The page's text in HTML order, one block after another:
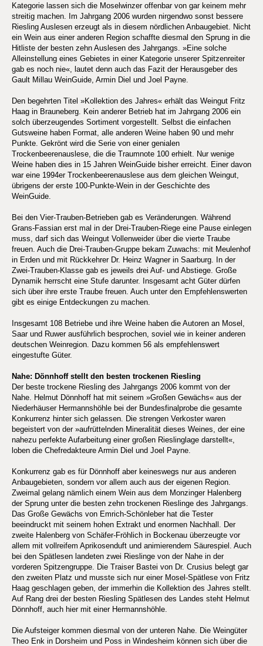
Kategorie lassen sich die Moselwinzer offenbar von gar keinem mehr
streitig machen. Im Jahrgang 2006 wurden nirgendwo sonst bessere
Riesling Auslesen erzeugt als in diesem nördlichen Anbaugebiet. Nicht
ein Wein aus einer anderen Region schaffte diesmal den Sprung in die
Hitliste der besten zehn Auslesen des Jahrgangs. »Eine solche
Alleinstellung eines Gebietes in einer Kategorie unserer Spitzenreiter
gab es noch nie«, lautet denn auch das Fazit der Herausgeber des
Gault Millau WeinGuide, Armin Diel und Joel Payne.
Den begehrten Titel »Kollektion des Jahres« erhält das Weingut Fritz
Haag in Brauneberg. Kein anderer Betrieb hat im Jahrgang 2006 ein
solch überzeugendes Sortiment vorgestellt. Selbst die einfachen
Gutsweine haben Format, alle anderen Weine haben 90 und mehr
Punkte. Gekrönt wird die Serie von einer genialen
Trockenbeerenauslese, die die Traumnote 100 erhielt. Nur wenige
Weine haben dies in 15 Jahren WeinGuide bisher erreicht. Einer davon
war eine 1994er Trockenbeerenauslese aus dem gleichen Weingut,
übrigens der erste 100-Punkte-Wein in der Geschichte des
WeinGuide.
Bei den Vier-Trauben-Betrieben gab es Veränderungen. Während
Grans-Fassian erst mal in der Drei-Trauben-Riege eine Pause einlegen
muss, darf sich das Weingut Vollenweider über die vierte Traube
freuen. Auch die Drei-Trauben-Gruppe bekam Zuwachs: mit Meulenhof
in Erden und mit Rückkehrer Dr. Heinz Wagner in Saarburg. In der
Zwei-Trauben-Klasse gab es jeweils drei Auf- und Abstiege. Große
Dynamik herrscht eine Stufe darunter. Insgesamt acht Güter dürfen
sich über ihre erste Traube freuen. Auch unter den Empfehlenswerten
gibt es einige Entdeckungen zu machen.
Insgesamt 108 Betriebe und ihre Weine haben die Autoren an Mosel,
Saar und Ruwer ausführlich besprochen, soviel wie in keiner anderen
deutschen Weinregion. Dazu kommen 56 als empfehlenswert
eingestufte Güter.
Nahe: Dönnhoff stellt den besten trockenen Riesling
Der beste trockene Riesling des Jahrgangs 2006 kommt von der
Nahe. Helmut Dönnhoff hat mit seinem »Großen Gewächs« aus der
Niederhäuser Hermannshöhle bei der Bundesfinalprobe die gesamte
Konkurrenz hinter sich gelassen. Die strengen Verkoster waren
begeistert von der »aufrüttelnden Mineralität dieses Weines, der eine
nahezu perfekte Aufarbeitung einer großen Rieslinglage darstellt«,
loben die Chefredakteure Armin Diel und Joel Payne.
Konkurrenz gab es für Dönnhoff aber keineswegs nur aus anderen
Anbaugebieten, sondern vor allem auch aus der eigenen Region.
Zweimal gelang nämlich einem Wein aus dem Monzinger Halenberg
der Sprung unter die besten zehn trockenen Rieslinge des Jahrgangs.
Das Große Gewächs von Emrich-Schönleber hat die Tester
beeindruckt mit seinem hohen Extrakt und enormen Nachhall. Der
zweite Halenberg von Schäfer-Fröhlich in Bockenau überzeugte vor
allem mit vollreifem Aprikosenduft und animierendem Säurespiel. Auch
bei den Spätlesen landeten zwei Rieslinge von der Nahe in der
vorderen Spitzengruppe. Die Traiser Bastei von Dr. Crusius belegt gar
den zweiten Platz und musste sich nur einer Mosel-Spätlese von Fritz
Haag geschlagen geben, der immerhin die Kollektion des Jahres stellt.
Auf Rang drei der besten Riesling Spätlesen des Landes steht Helmut
Dönnhoff, auch hier mit einer Hermannshöhle.
Die Aufsteiger kommen diesmal von der unteren Nahe. Die Weingüter
Theo Enk in Dorsheim und Poss in Windesheim können sich über die